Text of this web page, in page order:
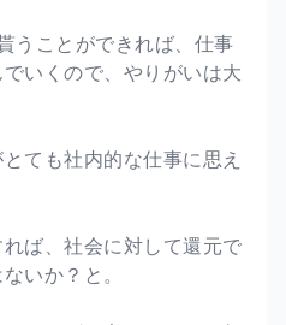
うことができれば、仕事
いくので、やりがいは大
ても社内的な仕事に思え
ば、社会に対して還元で
いか？と。